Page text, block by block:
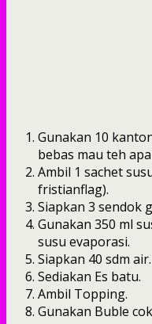
Gunakan 10
bebas mau teh
Ambil 1 sachet
fristianflag).
Siapkan 3 sendok
Gunakan 350 ml
susu evaporasi.
Siapkan 40 sdm air.
Sediakan Es batu.
Ambil Topping.
Gunakan Buble